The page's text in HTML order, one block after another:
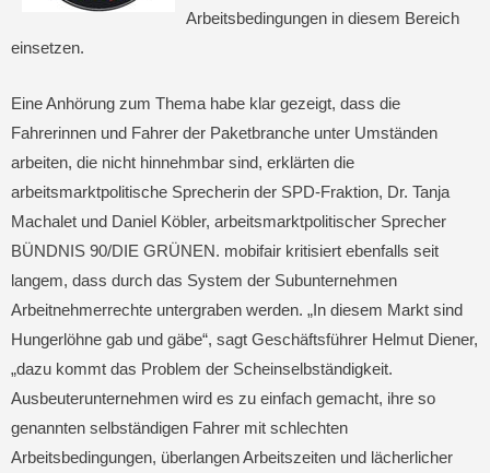
Arbeitsbedingungen in diesem Bereich
einsetzen.
Eine Anhörung zum Thema habe klar gezeigt, dass die
Fahrerinnen und Fahrer der Paketbranche unter Umständen
arbeiten, die nicht hinnehmbar sind, erklärten die
arbeitsmarktpolitische Sprecherin der SPD-Fraktion, Dr. Tanja
Machalet und Daniel Köbler, arbeitsmarktpolitischer Sprecher
BÜNDNIS 90/DIE GRÜNEN. mobifair kritisiert ebenfalls seit
langem, dass durch das System der Subunternehmen
Arbeitnehmerrechte untergraben werden. „In diesem Markt sind
Hungerlöhne gab und gäbe“, sagt Geschäftsführer Helmut Diener,
„dazu kommt das Problem der Scheinselbständigkeit.
Ausbeuterunternehmen wird es zu einfach gemacht, ihre so
genannten selbständigen Fahrer mit schlechten
Arbeitsbedingungen, überlangen Arbeitszeiten und lächerlicher